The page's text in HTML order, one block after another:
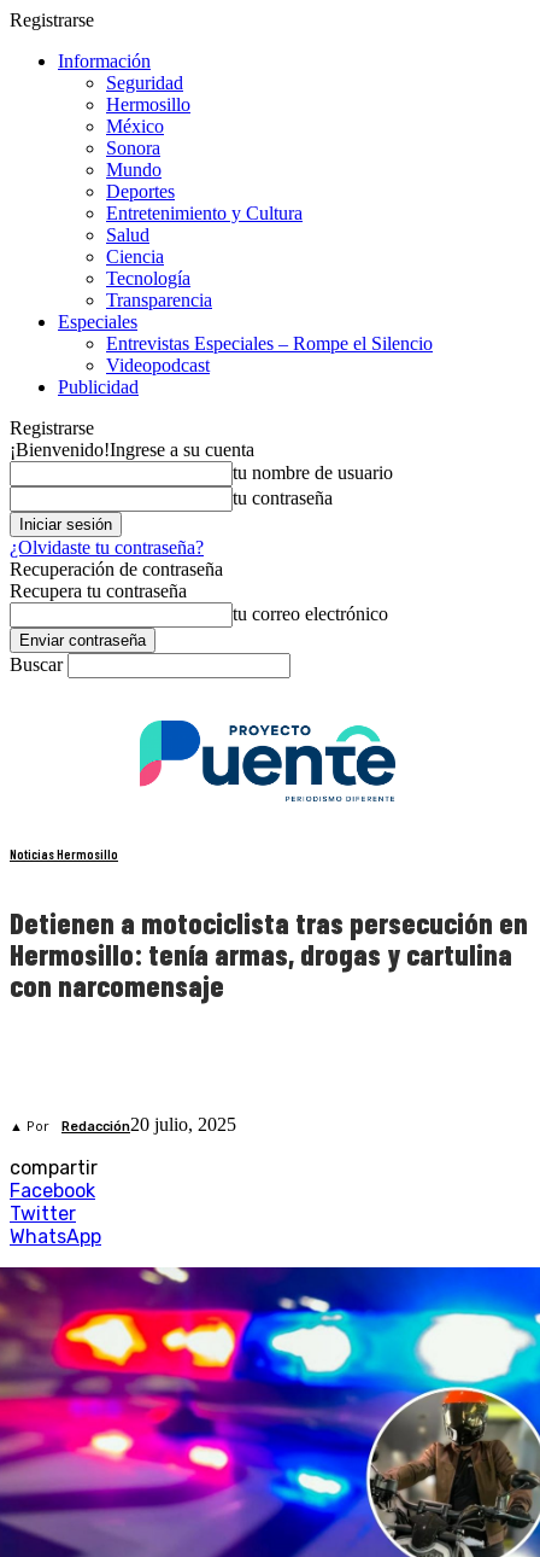
Registrarse
Información
Seguridad
Hermosillo
México
Sonora
Mundo
Deportes
Entretenimiento y Cultura
Salud
Ciencia
Tecnología
Transparencia
Especiales
Entrevistas Especiales – Rompe el Silencio
Videopodcast
Publicidad
Registrarse
¡Bienvenido!Ingrese a su cuenta
tu nombre de usuario
tu contraseña
¿Olvidaste tu contraseña?
Recuperación de contraseña
Recupera tu contraseña
tu correo electrónico
Buscar
Noticias Hermosillo
Detienen a motociclista tras persecución en
Hermosillo: tenía armas, drogas y cartulina
con narcomensaje
▲ Por Redacción20 julio, 2025
compartir
Facebook
Twitter
WhatsApp